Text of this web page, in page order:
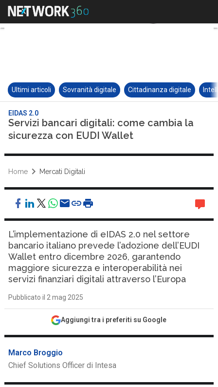
Ultimi articoli Sovranità digitale Cittadinanza digitale
EIDAS 2.0
Servizi bancari digitali: come cambia la
sicurezza con EUDI Wallet
Home Mercati Digitali
L’implementazione di eIDAS 2.0 nel settore
bancario italiano prevede l’adozione dell’EUDI
Wallet entro dicembre 2026, garantendo
maggiore sicurezza e interoperabilità nei
servizi finanziari digitali attraverso l’Europa
Pubblicato il 2 mag 2025
Aggiungi tra i preferiti su Google
Marco Broggio
Chief Solutions Officer di Intesa